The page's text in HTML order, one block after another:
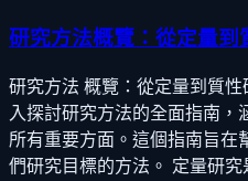
研究方法概覽：從定量到
研究方法 概覽：從定量到質
入探討研究方法的全面指南，
所有重要方面。這個指南旨在
們研究目標的方法。 定量研